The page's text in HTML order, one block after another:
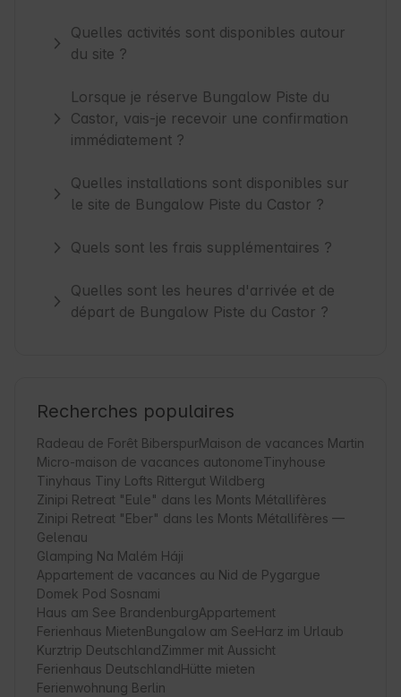
Quelles activités sont disponibles autour
du site ?
Lorsque je réserve Bungalow Piste du
Castor, vais-je recevoir une confirmation
immédiatement ?
Quelles installations sont disponibles sur
le site de Bungalow Piste du Castor ?
Quels sont les frais supplémentaires ?
Quelles sont les heures d'arrivée et de
départ de Bungalow Piste du Castor ?
Recherches populaires
Radeau de Forêt BiberspurMaison de vacances Martin
Micro-maison de vacances autonomeTinyhouse
Tinyhaus Tiny Lofts Rittergut Wildberg
Zinipi Retreat "Eule" dans les Monts Métallifères
Zinipi Retreat "Eber" dans les Monts Métallifères —
Gelenau
Glamping Na Malém Háji
Appartement de vacances au Nid de Pygargue
Domek Pod Sosnami
Haus am See BrandenburgAppartement
Ferienhaus MietenBungalow am SeeHarz im Urlaub
Kurztrip DeutschlandZimmer mit Aussicht
Ferienhaus DeutschlandHütte mieten
Ferienwohnung Berlin